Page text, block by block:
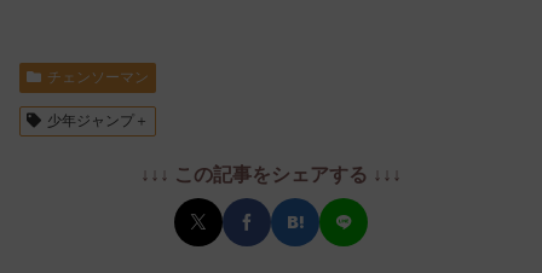
チェンソーマン
少年ジャンプ＋
↓↓↓ この記事をシェアする ↓↓↓